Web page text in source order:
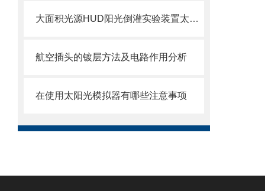
大面积光源HUD阳光倒灌实验装置太阳光模拟器
航空插头的镀层方法及电路作用分析
在使用太阳光模拟器有哪些注意事项